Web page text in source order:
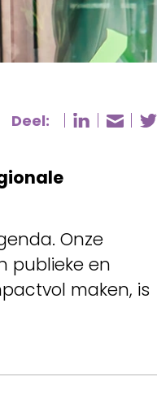
Deel: Deel
Onze
publieke en
maken, is